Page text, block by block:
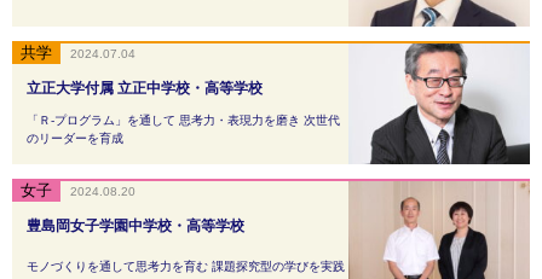
立正大学付属 立正中学校・高等学校
「Ｒ-プログラム」を通して 思考力・表現力を磨き 次世代
のリーダーを育成
2024.07.04
豊島岡女子学園中学校・高等学校
モノづくりを通して思考力を育む 課題探究型の学びを実践
2024.08.20